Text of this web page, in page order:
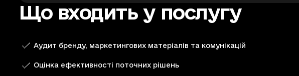
Що входить у послугу
Аудит бренду, маркетингових матеріалів та комунікацій
Оцінка ефективності поточних рішень